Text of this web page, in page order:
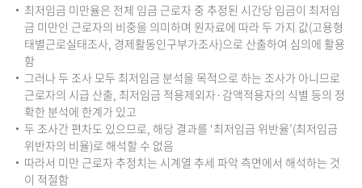
최저임금 미만율은 전체 임금 근로자 중 추정된 시간당 임금이 최저임
금 미만인 근로자의 비중을 의미하며 원자료에 따라 두 가지 값(고용형
태별근로실태조사, 경제활동인구부가조사)으로 산출하여 심의에 활용
함
그러나 두 조사 모두 최저임금 분석을 목적으로 하는 조사가 아니므로
근로자의 시급 산출, 최저임금 적용제외자·감액적용자의 식별 등의 정
확한 분석에 한계가 있고
두 조사간 편차도 있으므로, 해당 결과를 ‘최저임금 위반율’(최저임금
위반자의 비율)로 해석할 수 없음
따라서 미만 근로자 추정치는 시계열 추세 파악 측면에서 해석하는 것
이 적절함